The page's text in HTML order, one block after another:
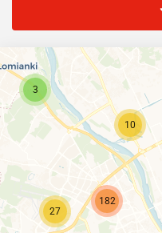
182
27
10
3